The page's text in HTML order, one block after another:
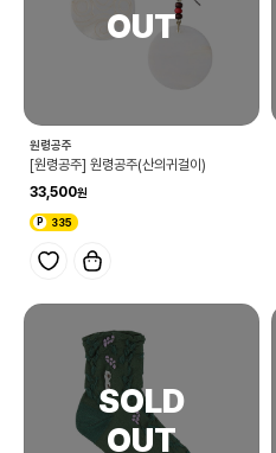
원령공주
[원령공주] 원령공주(산의귀걸이)
33,500
335